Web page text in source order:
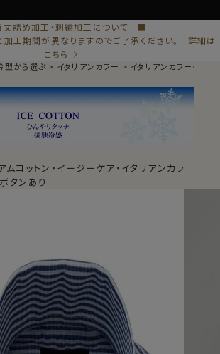
詰め加工・刺繍加工について ■
加工期間が異なりますのでご了承ください。 詳細は
こちら⇒
型から選ぶ イタリアンカラー イタリアンカラー・ワイド
ムコットン・イージーケア・イタリアンカラ
タンあり